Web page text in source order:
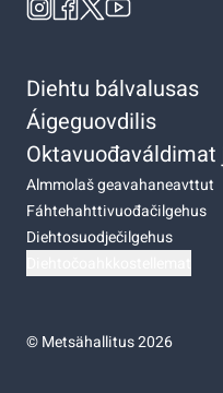
Diehtu bálvalusas
Áigeguovdilis
Almmolaš geavahaneavttut
Fáhtehahttivuođačilgehus
Diehtosuodječilgehus
©Metsähallitus 2026